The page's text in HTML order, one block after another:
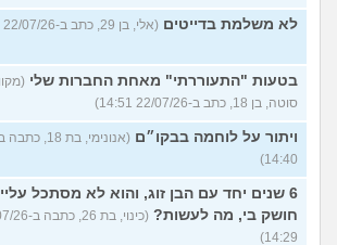
לא משלמת בדייטים (אלי, בן 29, כתב ב-22/07/26 15:00)
בטעות "התעוררתי" מאחת החברות שלי
סוטה, בן 18, כתב ב-22/07/26 14:51)
ויתור על לוחמה בבקו״ם
14:40)
6 שנים יחד עם הבן זוג, והוא לא מסתכל
חושק בי, מה לעשות?
(כינוי, בת 26,
14:29)